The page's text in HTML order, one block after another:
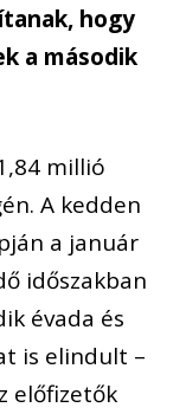
hogy
a második
millió
A kedden
a január
időszakban
évada és
is elindult –
előfizetők